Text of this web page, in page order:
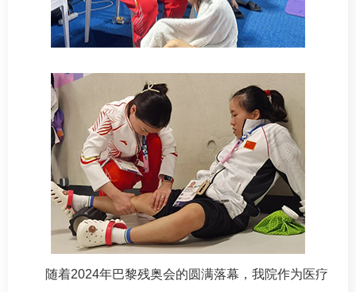
随着2024年巴黎残奥会的圆满落幕，我院作为医疗